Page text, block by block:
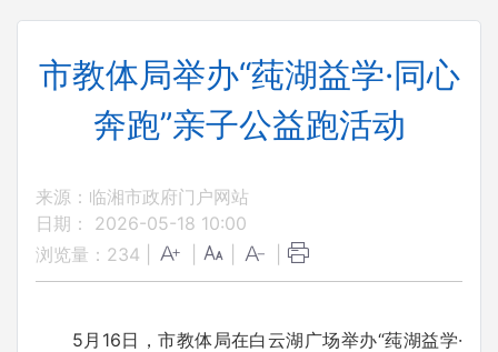
市教体局举办“莼湖益学·同心
奔跑”亲子公益跑活动
来源：临湘市政府门户网站
日期： 2026-05-18 10:00
浏览量： 234
5月16日，市教体局在白云湖广场举办“莼湖益学·